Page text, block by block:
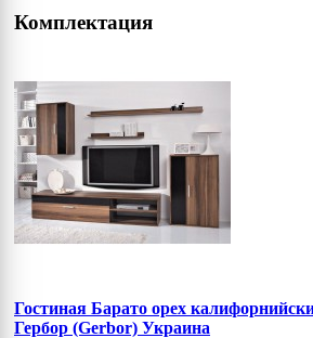
Комплектация
Гостиная Барато орех
Гербор (Gerbor) Украина